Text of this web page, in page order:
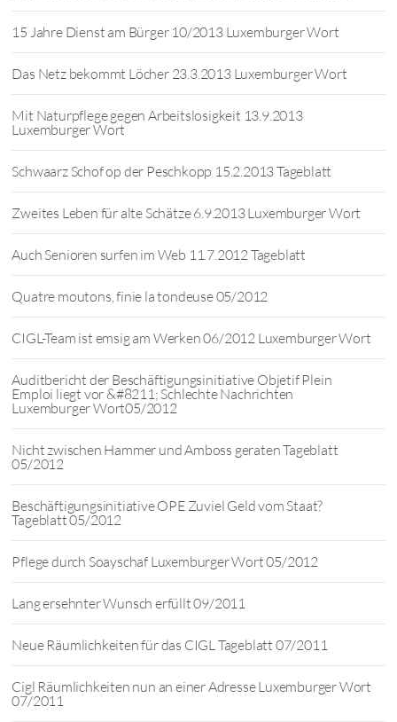
15 Jahre Dienst am Bürger 10/2013 Luxemburger Wort
Das Netz bekommt Löcher 23.3.2013 Luxemburger Wort
Mit Naturpflege gegen Arbeitslosigkeit 13.9.2013
Luxemburger Wort
Schwaarz Schof op der Peschkopp 15.2.2013 Tageblatt
Zweites Leben für alte Schätze 6.9.2013 Luxemburger Wort
Auch Senioren surfen im Web 11.7.2012 Tageblatt
Quatre moutons, finie la tondeuse 05/2012
CIGL-Team ist emsig am Werken 06/2012 Luxemburger Wort
Auditbericht der Beschäftigungsinitiative Objetif Plein
Emploi liegt vor &#8211; Schlechte Nachrichten
Luxemburger Wort05/2012
Nicht zwischen Hammer und Amboss geraten Tageblatt
05/2012
Beschäftigungsinitiative OPE Zuviel Geld vom Staat?
Tageblatt 05/2012
Pflege durch Soayschaf Luxemburger Wort 05/2012
Lang ersehnter Wunsch erfüllt 09/2011
Neue Räumlichkeiten für das CIGL Tageblatt 07/2011
Cigl Räumlichkeiten nun an einer Adresse Luxemburger Wort
07/2011